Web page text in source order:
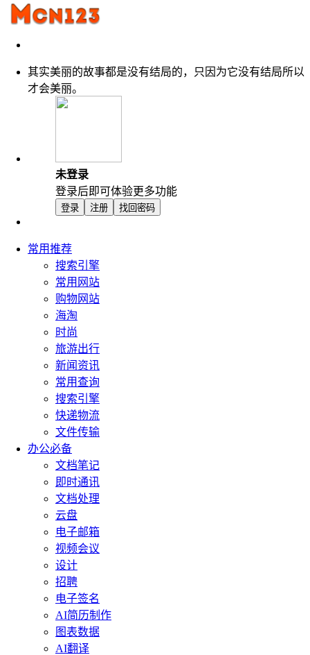
其实美丽的故事都是没有结局的，只因为它没有结局所以
才会美丽。
未登录
登录后即可体验更多功能
登录 注册 找回密码
常用推荐
搜索引擎
常用网站
购物网站
海淘
时尚
旅游出行
新闻资讯
常用查询
搜索引擎
快递物流
文件传输
办公必备
文档笔记
即时通讯
文档处理
云盘
电子邮箱
视频会议
设计
招聘
电子签名
AI简历制作
图表数据
AI翻译